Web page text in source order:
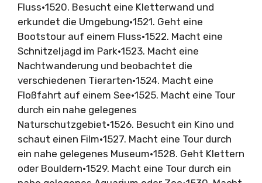
Fluss•1520. Besucht eine Kletterwand und
erkundet die Umgebung•1521. Geht eine
Bootstour auf einem Fluss•1522. Macht eine
Schnitzeljagd im Park•1523. Macht eine
Nachtwanderung und beobachtet die
verschiedenen Tierarten•1524. Macht eine
Floßfahrt auf einem See•1525. Macht eine Tour
durch ein nahe gelegenes
Naturschutzgebiet•1526. Besucht ein Kino und
schaut einen Film•1527. Macht eine Tour durch
ein nahe gelegenes Museum•1528. Geht Klettern
oder Bouldern•1529. Macht eine Tour durch ein